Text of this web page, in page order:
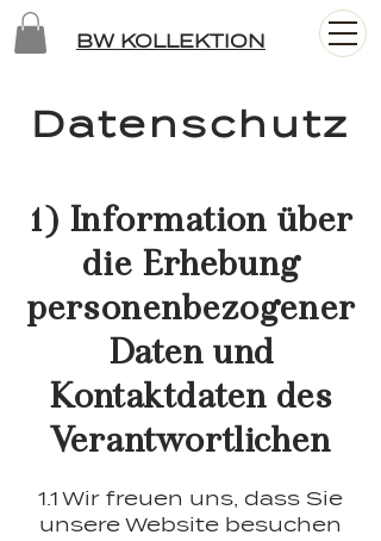
BW KOLLEKTION
Datenschutz
1) Information über
die Erhebung
personenbezogener
Daten und
Kontaktdaten des
Verantwortlichen
1.1 Wir freuen uns, dass Sie
unsere Website besuchen